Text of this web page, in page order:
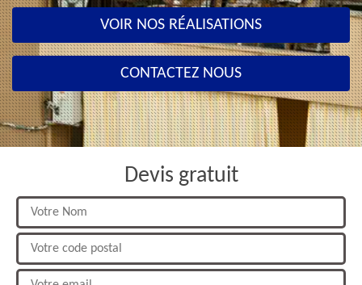
VOIR NOS RÉALISATIONS
CONTACTEZ NOUS
Devis gratuit